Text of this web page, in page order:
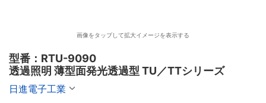
画像をタップして拡大イメージを表示する
型番：RTU-9090
透過照明 薄型面発光透過型 TU／TTシリーズ
日進電子工業